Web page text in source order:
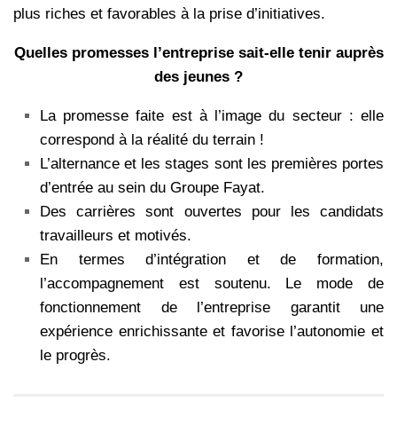
plus riches et favorables à la prise d’initiatives.
Quelles promesses l’entreprise sait-elle tenir auprès
des jeunes ?
La promesse faite est à l’image du secteur : elle
correspond à la réalité du terrain !
L’alternance et les stages sont les premières portes
d’entrée au sein du Groupe Fayat.
Des carrières sont ouvertes pour les candidats
travailleurs et motivés.
En termes d’intégration et de formation,
l’accompagnement est soutenu. Le mode de
fonctionnement de l’entreprise garantit une
expérience enrichissante et favorise l’autonomie et
le progrès.